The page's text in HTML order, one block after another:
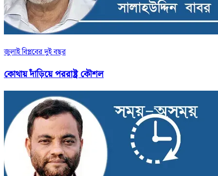
জুলাই বিপ্লবের দুই বছর
কোথায় দাঁড়িয়ে পররাষ্ট্র কৌশল